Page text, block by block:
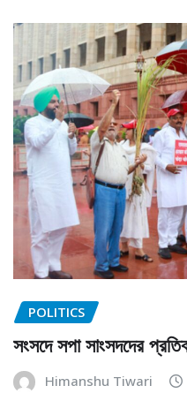
POLITICS
সংসদে সপা সাংসদদের
Himanshu Tiwari